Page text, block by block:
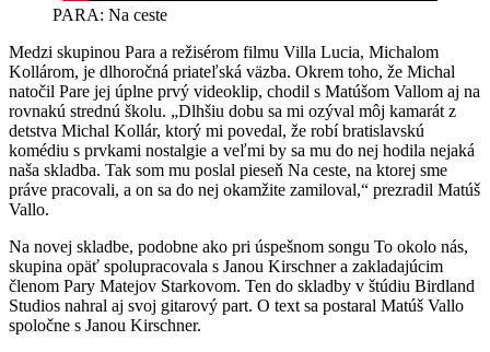
PARA: Na ceste
Medzi skupinou Para a režisérom filmu Villa Lucia, Michalom
Kollárom, je dlhoročná priateľská väzba. Okrem toho, že Michal
natočil Pare jej úplne prvý videoklip, chodil s Matúšom Vallom aj na
rovnakú strednú školu. „Dlhšiu dobu sa mi ozýval môj kamarát z
detstva Michal Kollár, ktorý mi povedal, že robí bratislavskú
komédiu s prvkami nostalgie a veľmi by sa mu do nej hodila nejaká
naša skladba. Tak som mu poslal pieseň Na ceste, na ktorej sme
práve pracovali, a on sa do nej okamžite zamiloval,“ prezradil Matúš
Vallo.
Na novej skladbe, podobne ako pri úspešnom songu To okolo nás,
skupina opäť spolupracovala s Janou Kirschner a zakladajúcim
členom Pary Matejov Starkovom. Ten do skladby v štúdiu Birdland
Studios nahral aj svoj gitarový part. O text sa postaral Matúš Vallo
spoločne s Janou Kirschner.